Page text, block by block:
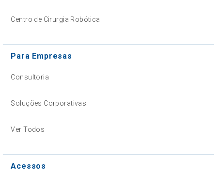
Centro de Cirurgia Robótica
Para Empresas
Consultoria
Soluções Corporativas
Ver Todos
Acessos